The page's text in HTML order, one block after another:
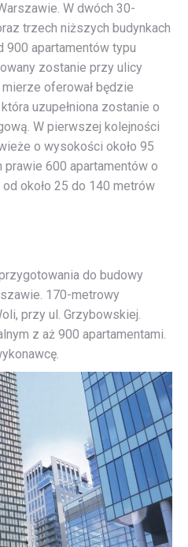
W dwóch 30-
trzech niższych budynkach
900 apartamentów typu
zostanie przy ulicy
oferował będzie
uzupełniona zostanie o
W pierwszej kolejności
o wysokości około 95
600 apartamentów o
około 25 do 140 metrów
do budowy
170-metrowy
przy ul. Grzybowskiej.
z aż 900 apartamentami.